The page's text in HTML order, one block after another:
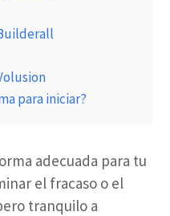
para iniciar?
adecuada para tu
el fracaso o el
tranquilo a